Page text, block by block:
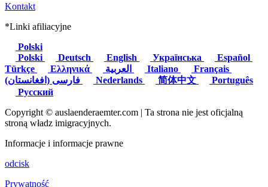
Kontakt
*Linki afiliacyjne
Polski
Polski
Deutsch English Українська
Español
Türkçe
Ελληνικά Italiano
Français
Nederlands 简体中文
Português
Русский
Copyright © auslaenderaemter.com | Ta strona nie jest oficjalną
stroną władz imigracyjnych.
Informacje i informacje prawne
odcisk
Prywatność